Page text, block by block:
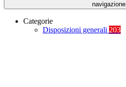
navigazione
Categorie
Disposizioni generali 203